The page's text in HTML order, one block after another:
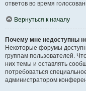
ответов во время
Вернуться к началу
Почему мне недоступны
Некоторые форумы
группам пользователей.
них темы и оставлять
потребоваться
администратором